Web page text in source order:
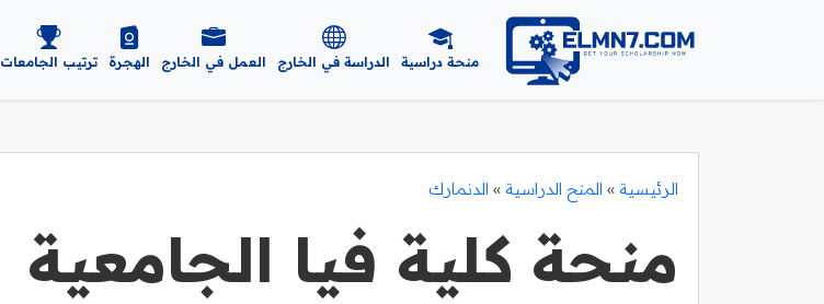
منحة دراسية الدراسة في الخارج العمل في الخارج الهجرة ترتيب الجامعات
الرئيسية » المنح الدراسية » الدنمارك
منحة كلية فيا الجامعية